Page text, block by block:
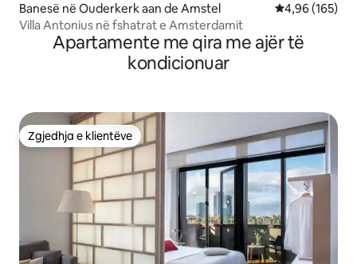
Banesë në Ouderkerk aan de Amstel Vlerësimi
4,96 (165)
Villa Antonius në fshatrat e Amsterdamit
Apartamente me qira me ajër të
kondicionuar
Zgjedhja e klientëve
Zgjedhja e klientëve